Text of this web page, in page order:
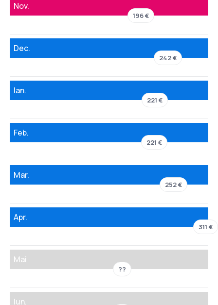
Nov.
196 €
Dec.
242 €
Ian.
221 €
Feb.
221 €
Mar.
252 €
Apr.
311 €
Mai
??
Iun.